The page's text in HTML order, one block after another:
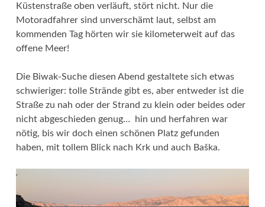
Küstenstraße oben verläuft, stört nicht. Nur die
Motoradfahrer sind unverschämt laut, selbst am
kommenden Tag hörten wir sie kilometerweit auf das
offene Meer!
Die Biwak-Suche diesen Abend gestaltete sich etwas
schwieriger: tolle Strände gibt es, aber entweder ist die
Straße zu nah oder der Strand zu klein oder beides oder
nicht abgeschieden genug… hin und herfahren war
nötig, bis wir doch einen schönen Platz gefunden
haben, mit tollem Blick nach Krk und auch Baška.